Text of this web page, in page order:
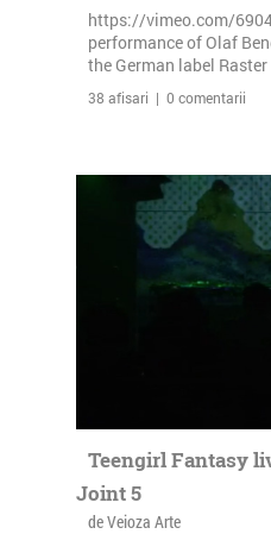
https://vimeo.com/
performance of Olaf
the German label
38 afisari | 0 comentarii
Teengirl Fantasy
Joint 5
de Veioza Arte